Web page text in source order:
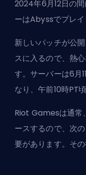
2024年6月12日の
ーはAbyssでプレイ
新しいパッチが公
スに入るので、熱
す。サーバーは6月
なり、午前10時PT
Riot Gamesは通常、
ースするので、次
要があります。そ